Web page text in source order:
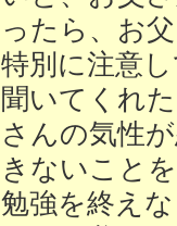
ったら、お
特別に注意
聞いてくれ
さんの気性
きないこと
勉強を終え